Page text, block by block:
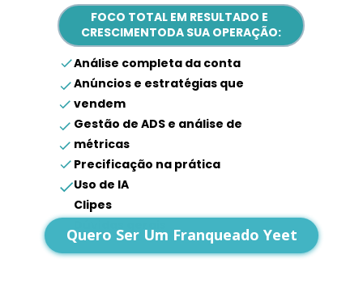
FOCO TOTAL EM RESULTADO E
CRESCIMENTODA SUA OPERAÇÃO:
Análise completa da conta
Anúncios e estratégias que
vendem
Gestão de ADS e análise de
métricas
Precificação na prática
Uso de IA
Clipes
Quero Ser Um Franqueado Yeet